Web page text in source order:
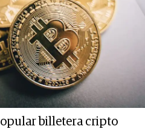
billetera cripto